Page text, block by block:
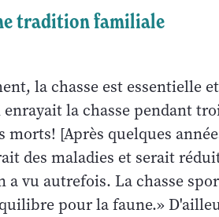
tradition familiale
la chasse est essentielle
la chasse pendant
morts! [Après quelques
des maladies et serait
a vu autrefois. La chasse
pour la faune.»